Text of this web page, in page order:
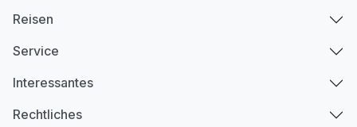
Reisen
Service
Interessantes
Rechtliches